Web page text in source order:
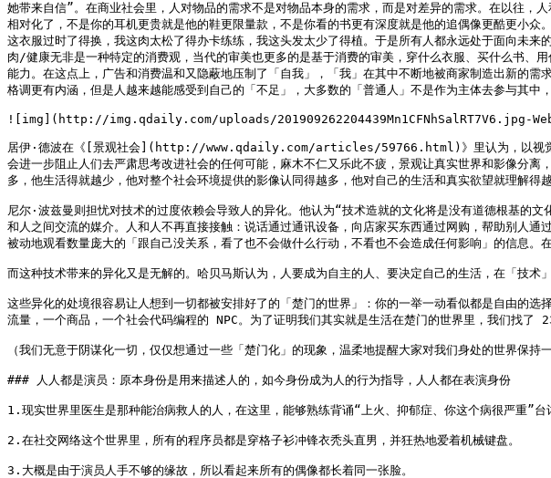
她带来自信”。在商业社会里，人对物品的需求不是对物品本身的需求，而是对差异的需求。在以往，
相对化了，不是你的耳机更贵就是他的鞋更限量款，不是你看的书更有深度就是他的追偶像更酷更小
这衣服过时了得换，我这肉太松了得办卡练练，我这头发太少了得植。于是所有人都永远处于面向未
肉/健康无非是一种特定的消费观，当代的审美也更多的是基于消费的审美，穿什么衣服、买什么书、
能力。在这点上，广告和消费温和又隐蔽地压制了「自我」，「我」在其中不断地被商家制造出新的
格调更有内涵，但是人越来越能感受到自己的「不足」，大多数的「普通人」不是作为主体去参与其
![img](http://img.qdaily.com/uploads/201909262204439Mn1CFNhSalRT7V6.jpg-
居伊·德波在《[景观社会](http://www.qdaily.com/articles/59766.html)》里认为，以视觉生活
会进一步阻止人们去严肃思考改进社会的任何可能，麻木不仁又乐此不疲，景观让真实世界和影像分
多，他生活得就越少，他对整个社会环境提供的影像认同得越多，他对自己的生活和真实欲望就理解
尼尔·波兹曼则担忧对技术的过度依赖会导致人的异化。他认为“技术造就的文化将是没有道德根基的
和人之间交流的媒介。人和人不再直接接触：说话通过通讯设备，向店家买东西通过网购，帮助别人
被动地观看数量庞大的「跟自己没关系，看了也不会做什么行动，不看也不会造成任何影响」的信息。
而这种技术带来的异化又是无解的。哈贝马斯认为，人要成为自主的人、要决定自己的生活，在「技
这些异化的处境很容易让人想到一切都被安排好了的「楚门的世界」：你的一举一动看似都是自由的
流量，一个商品，一个社会代码编程的 NPC。为了证明我们其实就是生活在楚门的世界里，我们找了
（我们无意于阴谋化一切，仅仅想通过一些「楚门化」的现象，温柔地提醒大家对我们身处的世界保持一
### 人人都是演员：原本身份是用来描述人的，如今身份成为人的行为指导，人人都在表演身份
1.现实世界里医生是那种能治病救人的人，在这里，能够熟练背诵“上火、抑郁症、你这个病很严重”台
2.在社交网络这个世界里，所有的程序员都是穿格子衫冲锋衣秃头直男，并狂热地爱着机械键盘。
3.大概是由于演员人手不够的缘故，所以看起来所有的偶像都长着同一张脸。